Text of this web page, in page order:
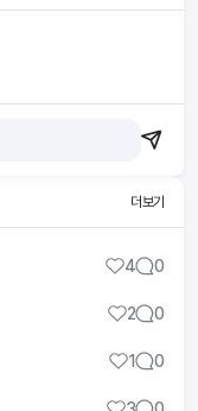
더보기
4 0
2 0
1 0